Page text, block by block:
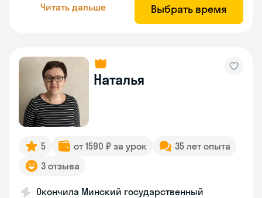
Читать дальше Выбрать время
Наталья
5 от 1590 ₽ за урок
35 лет опыта
3 отзыва
Окончила Минский государственный